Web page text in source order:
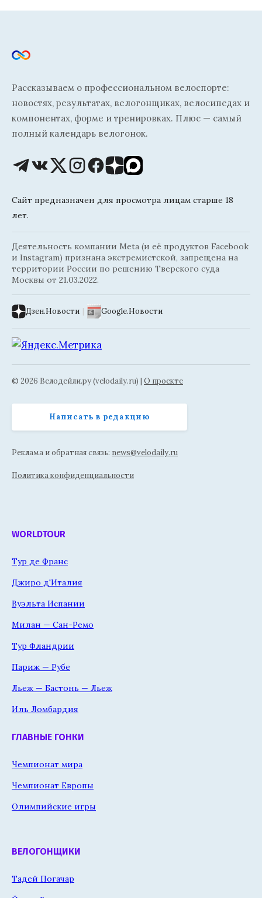
Рассказываем о профессиональном велоспорте:
новостях, результатах, велогонщиках, велосипедах и
компонентах, форме и тренировках. Плюс — самый
полный календарь велогонок.
Сайт предназначен для просмотра лицам старше 18
лет.
Деятельность компании Meta (и её продуктов Facebook
и Instagram) признана экстремистской, запрещена на
территории России по решению Тверского суда
Москвы от 21.03.2022.
Дзен.Новости | Google.Новости
© 2026 Велодейли.ру (velodaily.ru) | О проекте
Написать в редакцию
Реклама и обратная связь: news@velodaily.ru
Политика конфиденциальности
WORLDTOUR
Тур де Франс
Джиро д'Италия
Вуэльта Испании
Милан — Сан-Ремо
Тур Фландрии
Париж — Рубе
Льеж — Бастонь — Льеж
Иль Ломбардия
ГЛАВНЫЕ ГОНКИ
Чемпионат мира
Чемпионат Европы
Олимпийские игры
ВЕЛОГОНЩИКИ
Тадей Погачар